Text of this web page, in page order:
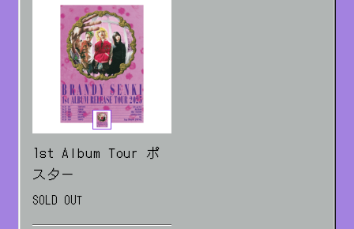
1st Album Tour ポ
スター
SOLD OUT